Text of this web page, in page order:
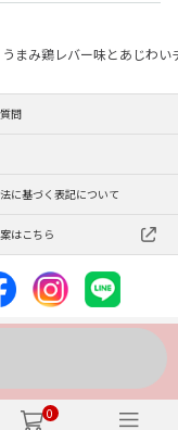
0
まみ鶏レバー味とあじわ
問
に基づく表記について
はこちら